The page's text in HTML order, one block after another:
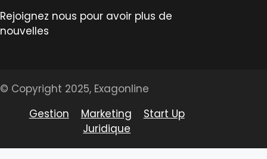
Rejoignez nous pour avoir plus de
nouvelles
© Copyright 2025, Exagonline
Gestion
Marketing
Start Up
Juridique